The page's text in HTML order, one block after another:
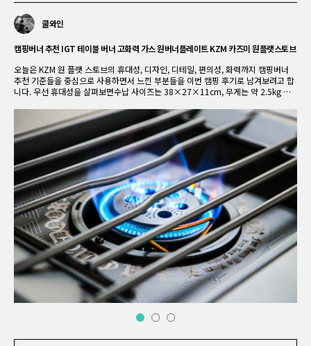
쿨와인
캠핑버너 추천 IGT 테이블 버너 고화력 가스 원버너플레이트 KZM 카즈미 원플랫스토브
오늘은 KZM 원 플랫 스토브의 휴대성, 디자인, 디테일, 편의성, 화력까지 캠핑버너
추천 기준들을 중심으로 사용하면서 느낀 부분들을 이번 캠핑 후기로 남겨보려고 합
니다. 우선 휴대성을 살펴보면수납 사이즈는 38×27×11cm, 무게는 약 2.5kg 정
품은 캠핑스토브 본체, 플레이트 그릴, 플레이트 다리 2개, 가스 홀더, 사용설명서로
구성되어 있으며, 전용 가방에 모두 수납이 가능합니다.
유주파파
캠핑물통을 캠핑 워터저그로 바꿔주는 KZM TX 워터저그 유닛 일체형 받침대 추천
제가 자주 사용하는 KZM TX 캠핑물통 4.5L는 대용량이라 캠핑 워터저그 대용으로
도 자주 사용하는데 무거워서 물을 따르기가 부담스러웠거든요. 근데 얼마 전 고객의
니즈에 보답을 하듯 전용 워터저그 유닛을 출시를 했다고 하기에 가장 먼저 사용해봤
그 4.5L워터저그 전용으로 수납가방, 밸브, 높낮이 조절 폴 스탠드, 다용도 수납 메쉬
트레이까지 포함되어 있어 세팅을 훨씬 효율적으로 만들어 줍니다. 전용 가방에 모든
구성이 깔끔하게 수납 가능하고요.
은준
등산용품 낚시용품 캠핑용품 추천 KZM 베놈 카라비너 후기
등산 낚시 캠핑용품 추천 KZM 베놈 카라비너. 아웃도어 라이프를 즐기는 분들이라
면 공감하시겠지만, 장비의 세계는 끝이 없습니다. 텐트나 타프 같은 큼직한 메인 장
비도 중요하지만, 정작 현장에서 "아, 이거 하나 더 있었으면 좋았을 텐데"라고 가장
이 바로 카라비너입니다. 이번 시간에는 캠핑과 등산 낚시 현장에서 유용하게 사용할
수 있는 디자인과 내구성을 모두 잡은 KZM 베놈 카라비너를 소개해 드리려고 합니
다.